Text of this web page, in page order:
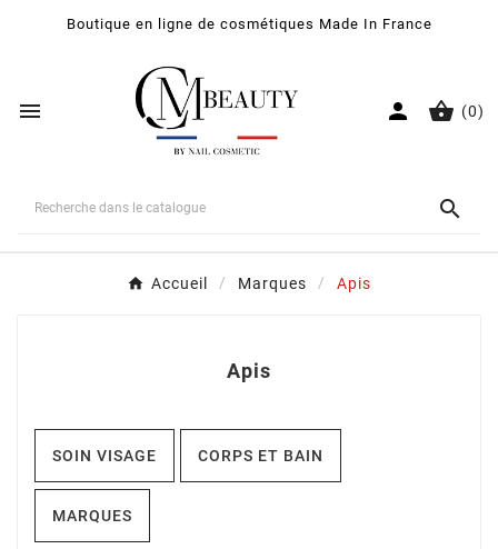
Boutique en ligne de cosmétiques Made In France
   (0)

Accueil Marques Apis
Apis
SOIN VISAGE CORPS ET BAIN
MARQUES